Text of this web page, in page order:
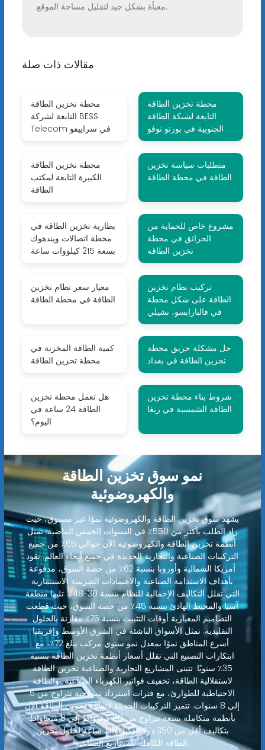
معبأة بشكل جيد لتقليل مساحة الموقع.
مقالات ذات صلة
محطة تخزين الطاقة
التابعة لشركة BESS
Telecom في سراييفو
محطة تخزين الطاقة
التابعة لشبكة الطاقة
الجنوبية في بورتو نوفو
محطة تخزين الطاقة
الكبيرة التابعة لمكتب
الطاقة
متطلبات سياسة تخزين
الطاقة في محطة الطاقة
بطارية تخزين الطاقة في
محطة اتصالات ويندهوك
بسعة 215 كيلووات ساعة
مشروع خاص للحماية من
الحرائق في محطة
تخزين الطاقة
معيار سعر نظام تخزين
الطاقة في محطة الطاقة
تركيب نظام تخزين
الطاقة على شكل محطة
في فالبارايسو، تشيلي
كمية الطاقة المخزنة في
محطة تخزين الطاقة
حل مشكلة حريق محطة
تخزين الطاقة في بغداد
هل تعمل محطة تخزين
الطاقة 24 ساعة في
اليوم؟
شروط بناء محطة تخزين
الطاقة الشمسية في ريغا
نمو سوق تخزين الطاقة
والكهروضوئية
يشهد سوق تخزين الطاقة والكهروضوئية نموًا غير مسبوق، حيث
زاد الطلب بأكثر من 550٪ في السنوات الخمس الماضية. تمثل
أنظمة تخزين الطاقة والكهروضوئية الآن حوالي 65٪ من جميع
التركيبات الصناعية والتجارية الجديدة في جميع أنحاء العالم. تقود
أمريكا الشمالية وأوروبا بنسبة 62٪ من حصة السوق، مدفوعة
بأهداف الاستدامة الصناعية والاعتمادات الضريبية الاستثمارية
التي تقلل التكاليف الإجمالية للنظام بنسبة 30-48٪. تليها منطقة
آسيا والمحيط الهادئ بنسبة 45٪ من حصة السوق، حيث قطعت
التصاميم المعيارية أوقات التثبيت بنسبة 75٪ مقارنة بالحلول
التقليدية. تمثل الأسواق الناشئة في الشرق الأوسط وإفريقيا
أسرع المناطق نموًا بمعدل نمو سنوي مركب يبلغ 72٪، مع
ابتكارات التصنيع التي تقلل أسعار أنظمة تخزين الطاقة بنسبة
35٪ سنويًا. تتبنى المشاريع التجارية والصناعية تخزين الطاقة
لاستقلالية الطاقة، تخفيف فواتير الكهرباء الصناعية، والطاقة
الاحتياطية للطوارئ، مع فترات استرداد نموذجية تتراوح من 5
إلى 8 سنوات. تتميز التركيبات الحديثة لأنظمة تخزين الطاقة الآن
بأنظمة متكاملة بسعة تتراوح من 80 كيلوواط إلى 8 ميجاواط
بتكاليف أقل من 350 دولارًا/كيلوواط ساعة لحلول تخزين
الطاقة الكاملة للمشاريع الصناعية.